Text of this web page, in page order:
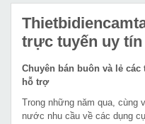
trực tuyến uy tín
Chuyên bán buôn và lẻ
hỗ trợ
Trong những năm qua, cùng
nước nhu cầu về các dụng